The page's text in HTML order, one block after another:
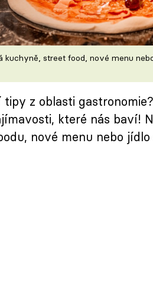
kuchyně, street food, nové menu
tipy z oblasti
které nás baví!
nové menu nebo